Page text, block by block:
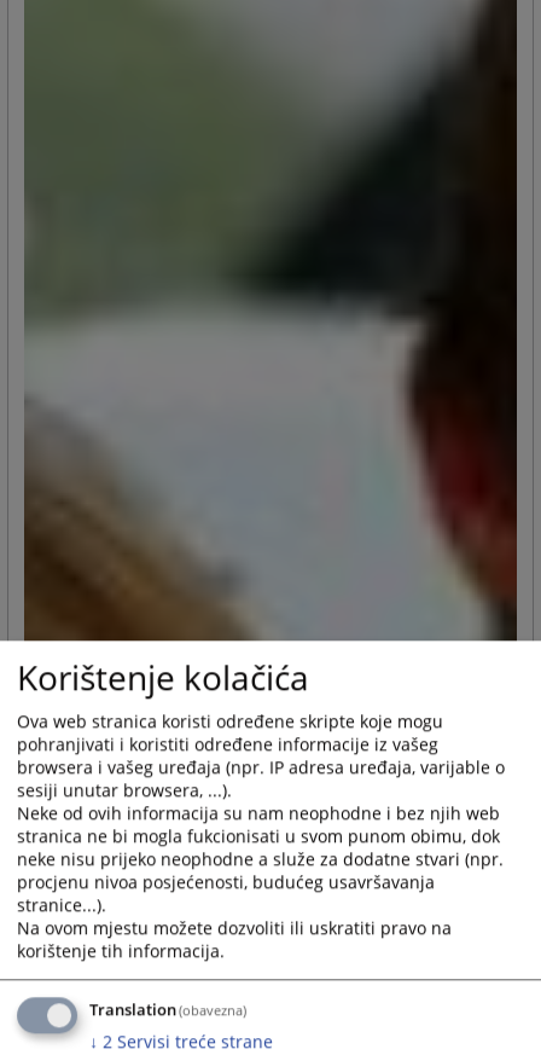
Korištenje kolačića
Ova web stranica koristi određene skripte koje mogu
pohranjivati i koristiti određene informacije iz vašeg
browsera i vašeg uređaja (npr. IP adresa uređaja, varijable o
sesiji unutar browsera, ...).
Neke od ovih informacija su nam neophodne i bez njih web
stranica ne bi mogla fukcionisati u svom punom obimu, dok
neke nisu prijeko neophodne a služe za dodatne stvari (npr.
procjenu nivoa posjećenosti, budućeg usavršavanja
stranice...).
Na ovom mjestu možete dozvoliti ili uskratiti pravo na
korištenje tih informacija.
Translation(obavezna)
↓ 2 Servisi treće strane